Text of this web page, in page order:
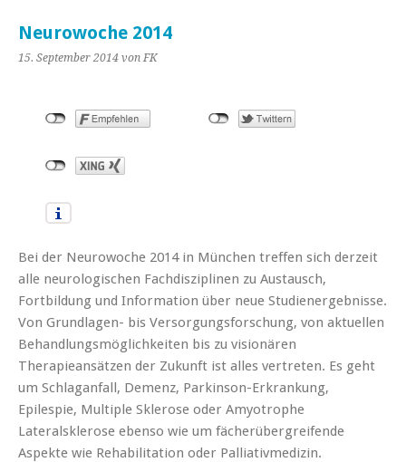
Neurowoche 2014
15. September 2014 von FK
Bei der Neurowoche 2014 in München treffen sich derzeit
alle neurologischen Fachdisziplinen zu Austausch,
Fortbildung und Information über neue Studienergebnisse.
Von Grundlagen- bis Versorgungsforschung, von aktuellen
Behandlungsmöglichkeiten bis zu visionären
Therapieansätzen der Zukunft ist alles vertreten. Es geht
um Schlaganfall, Demenz, Parkinson-Erkrankung,
Epilespie, Multiple Sklerose oder Amyotrophe
Lateralsklerose ebenso wie um fächerübergreifende
Aspekte wie Rehabilitation oder Palliativmedizin.